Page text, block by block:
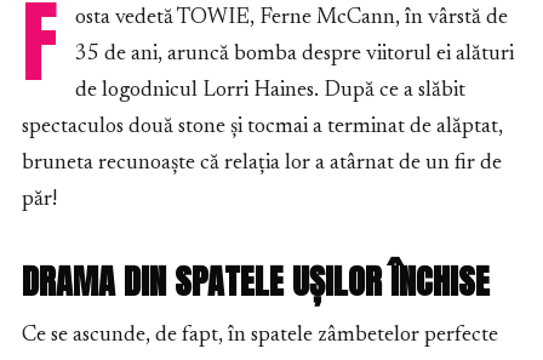
F
osta vedetă TOWIE, Ferne McCann, în vârstă de
35 de ani, aruncă bomba despre viitorul ei alături
de logodnicul Lorri Haines. După ce a slăbit
spectaculos două stone și tocmai a terminat de alăptat,
bruneta recunoaște că relația lor a atârnat de un fir de
păr!
DRAMA DIN SPATELE UȘILOR ÎNCHISE
Ce se ascunde, de fapt, în spatele zâmbetelor perfecte